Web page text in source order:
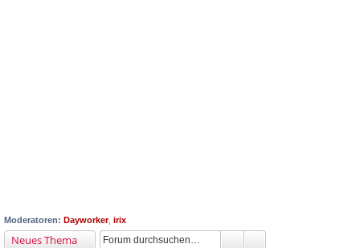
Moderatoren: Dayworker, irix
Neues Thema